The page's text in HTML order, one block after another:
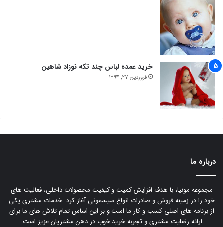
خرید عمده لباس چند تکه نوزاد شاهین
فروردین 27, 1394
درباره ما
مجموعه مونیا، با هدف افزایش کمیت و کیفیت محصولات داخلی، فعالیت های
خود را در زمینه فروش و صادرات انواع سیسمونی آغاز کرد. خدمات مشتری یکی
از برنامه های اصلی کسب و کار ما است و بر این اساس تمام تلاش های ما برای
ارائه رضایت مشتری و تجربه خرید خوب در ذهن مشتریان عزیز است.